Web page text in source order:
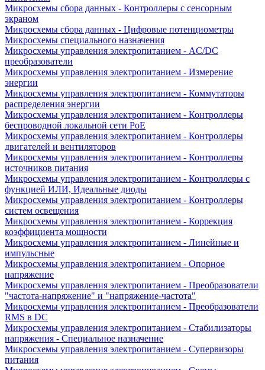
Микросхемы сбора данных - Контроллеры с сенсорным
экраном
Микросхемы сбора данных - Цифровые потенциометры
Микросхемы специального назначения
Микросхемы управления электропитанием - AC/DC
преобразователи
Микросхемы управления электропитанием - Измерение
энергии
Микросхемы управления электропитанием - Коммутаторы
распределения энергии
Микросхемы управления электропитанием - Контроллеры
беспроводной локальной сети PoE
Микросхемы управления электропитанием - Контроллеры
двигателей и вентиляторов
Микросхемы управления электропитанием - Контроллеры
источников питания
Микросхемы управления электропитанием - Контроллеры с
функцией ИЛИ, Идеальные диоды
Микросхемы управления электропитанием - Контроллеры
систем освещения
Микросхемы управления электропитанием - Коррекция
коэффициента мощности
Микросхемы управления электропитанием - Линейные и
импульсные
Микросхемы управления электропитанием - Опорное
напряжение
Микросхемы управления электропитанием - Преобразователи
"частота-напряжение" и "напряжение-частота"
Микросхемы управления электропитанием - Преобразователи
RMS в DC
Микросхемы управления электропитанием - Стабилизаторы
напряжения - Специальное назначение
Микросхемы управления электропитанием - Супервизоры
питания